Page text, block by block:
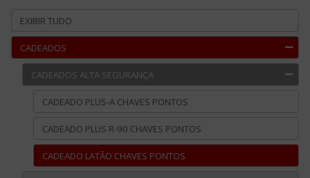
EXIBIR TUDO
CADEADOS
CADEADOS ALTA SEGURANÇA
CADEADO PLUS-A CHAVES PONTOS
CADEADO PLUS R-90 CHAVES PONTOS
CADEADO LATÃO CHAVES PONTOS